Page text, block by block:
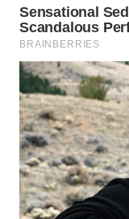
NEWS
TANI
WAHANA
ADVOKAT
WAHANA
INFRASTRUKTUR